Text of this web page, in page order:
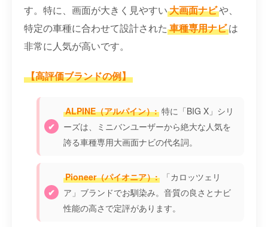
す。特に、画面が大きく見やすい大画面ナビや、
特定の車種に合わせて設計された 車種専用ナビは
非常に人気が高いです。
【高評価ブランドの例】
ALPINE（アルパイン）: 特に「BIG X」シリ
ーズは、ミニバンユーザーから絶大な人気を
誇る車種専用大画面ナビの代名詞。
Pioneer（パイオニア）:
「カロッツェリ
ア」ブランドでお馴染み。音質の良さとナビ
性能の高さで定評があります。